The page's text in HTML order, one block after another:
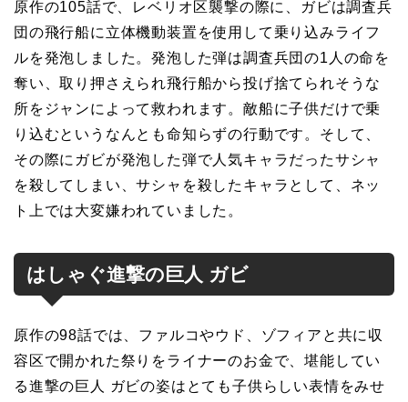
原作の105話で、レベリオ区襲撃の際に、ガビは調査兵
団の飛行船に立体機動装置を使用して乗り込みライフ
ルを発泡しました。発泡した弾は調査兵団の1人の命を
奪い、取り押さえられ飛行船から投げ捨てられそうな
所をジャンによって救われます。敵船に子供だけで乗
り込むというなんとも命知らずの行動です。そして、
その際にガビが発泡した弾で人気キャラだったサシャ
を殺してしまい、サシャを殺したキャラとして、ネッ
ト上では大変嫌われていました。
はしゃぐ進撃の巨人 ガビ
原作の98話では、ファルコやウド、ゾフィアと共に収
容区で開かれた祭りをライナーのお金で、堪能してい
る進撃の巨人 ガビの姿はとても子供らしい表情をみせ